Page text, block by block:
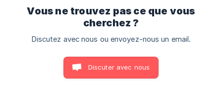
Vous ne trouvez pas ce que vous
cherchez ?
Discutez avec nous ou envoyez-nous un email.
Discuter avec nous